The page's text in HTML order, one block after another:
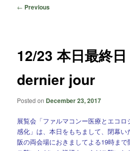
Post
← Previous
12/23 本日最終
dernier jour
Posted on December 23, 2017
展覧会「ファルマコンー医療とエコ
感化」は、本日をもちまして、閉幕
阪の両会場におきましてよる19時ま